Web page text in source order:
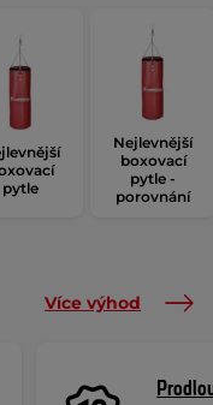
pytle
Nejlevnější
boxovací
pytle -
porovnání
Více výhod